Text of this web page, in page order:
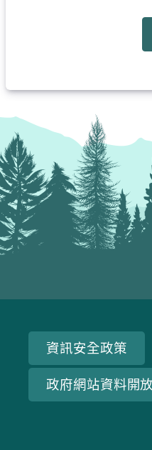
資訊安全政策
政府網站資料開